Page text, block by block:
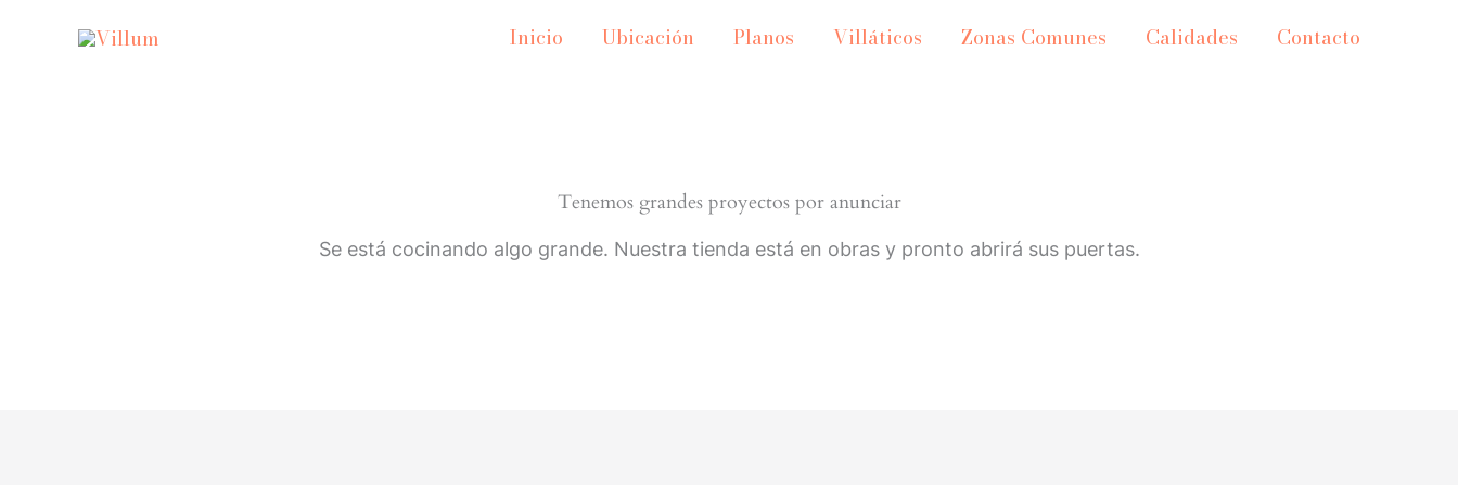
Inicio Ubicación Planos Villáticos Zonas Comunes Calidades Contacto
Tenemos grandes proyectos por anunciar
Se está cocinando algo grande. Nuestra tienda está en obras y pronto abrirá sus puertas.